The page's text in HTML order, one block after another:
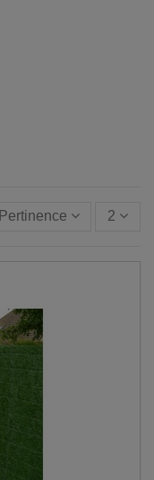
Pertinence 2